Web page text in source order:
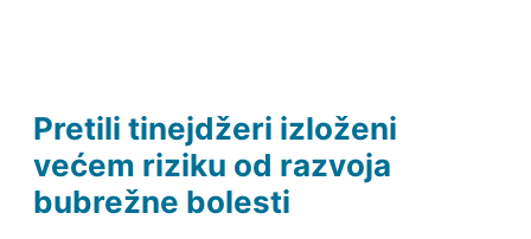
Pretili tinejdžeri izloženi
većem riziku od razvoja
bubrežne bolesti